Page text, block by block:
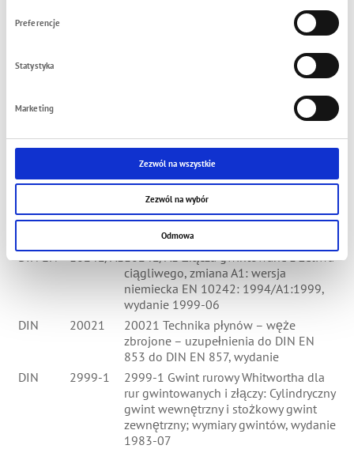
Preferencje
Statystyka
Marketing
Zezwól na wszystkie
Zezwól na wybór
Odmowa
854 Węże gumowe i przewody giętkie -
tekstylnym - specyfikacja,wersja
857 Węże gumowe i przewody giętkie -
kompaktowe węże hydrauliczne z
oplotem drucianym - specyfikacja,854:
wersja niemiecka EN 857:1996,
wydanie 1997-02
10242 Złącza gwintowane z żeliwa
ciągliwego; wersja niemiecka EN
10242: 1994, wydanie 1995-03
DIN EN
10242/A110242/A1 Złącza gwintowane z żeliwa
ciągliwego, zmiana A1: wersja
niemiecka EN 10242: 1994/A1:1999,
wydanie 1999-06
DIN
20021
20021 Technika płynów – węże
zbrojone – uzupełnienia do DIN EN
853 do DIN EN 857, wydanie
DIN
2999-1
2999-1 Gwint rurowy Whitwortha dla
rur gwintowanych i złączy: Cylindryczny
gwint wewnętrzny i stożkowy gwint
zewnętrzny; wymiary gwintów, wydanie
1983-07